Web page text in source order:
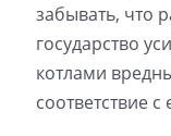
забывать, что
государство
котлами
соответствие